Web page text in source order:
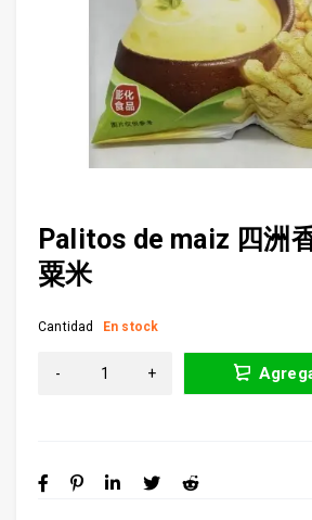
Palitos de maiz 四洲
粟米
Cantidad En stock